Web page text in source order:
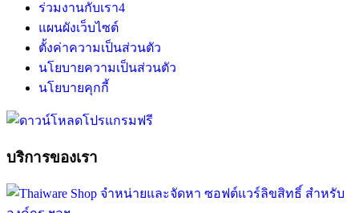
ร่วมงานกับเรา4
แผนผังเว็บไซต์
ตั้งค่าความเป็นส่วนตัว
นโยบายความเป็นส่วนตัว
นโยบายคุกกี้
บริการของเรา